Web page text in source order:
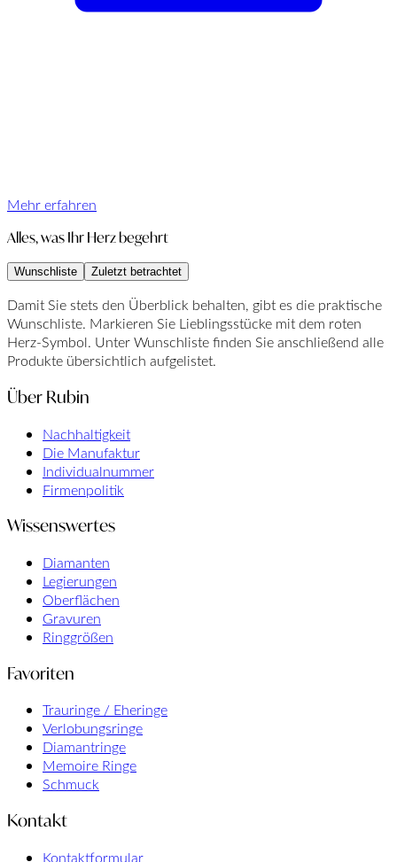
Mehr erfahren
Alles, was Ihr Herz begehrt
Wunschliste Zuletzt betrachtet
Damit Sie stets den Überblick behalten, gibt es die praktische
Wunschliste. Markieren Sie Lieblingsstücke mit dem roten
Herz-Symbol. Unter Wunschliste finden Sie anschließend alle
Produkte übersichtlich aufgelistet.
Über Rubin
Nachhaltigkeit
Die Manufaktur
Individualnummer
Firmenpolitik
Wissenswertes
Diamanten
Legierungen
Oberflächen
Gravuren
Ringgrößen
Favoriten
Trauringe / Eheringe
Verlobungsringe
Diamantringe
Memoire Ringe
Schmuck
Kontakt
Kontaktformular